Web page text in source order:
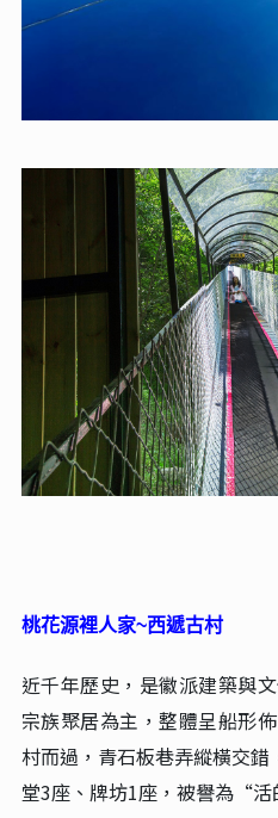
桃花源裡人家~西遞古村
近千年歷史，是徽派建築與
宗族聚居為主，整體呈船形
村而過，青石板巷弄縱橫交
堂3座、牌坊1座，被譽為“